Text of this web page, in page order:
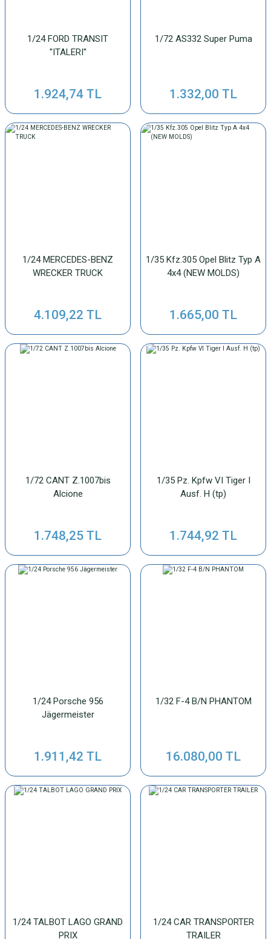
1/24 FORD TRANSIT
''ITALERI''
1.924,74 TL
1/72 AS332 Super Puma
1.332,00 TL
1/24 MERCEDES-BENZ
WRECKER TRUCK
4.109,22 TL
1/35 Kfz.305 Opel Blitz Typ A
4x4 (NEW MOLDS)
1.665,00 TL
1/72 CANT Z.1007bis
Alcione
1.748,25 TL
1/35 Pz. Kpfw VI Tiger I
Ausf. H (tp)
1.744,92 TL
1/24 Porsche 956
Jägermeister
1.911,42 TL
1/32 F-4 B/N PHANTOM
16.080,00 TL
1/24 TALBOT LAGO GRAND
PRIX
1/24 CAR TRANSPORTER
TRAILER